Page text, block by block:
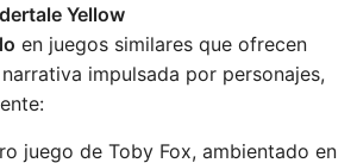
Yellow
en juegos similares que ofrecen
impulsada por personajes,
juego de Toby Fox, ambientado en